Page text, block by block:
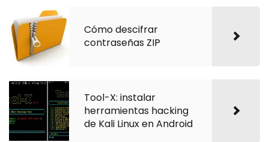
Cómo descifrar
contraseñas ZIP
Tool-X: instalar
herramientas hacking
de Kali Linux en Android